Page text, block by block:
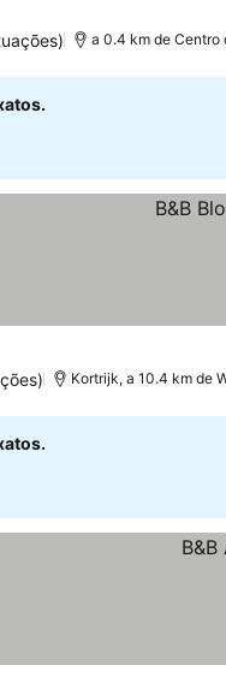
a 0.4 km de Centro
Kortrijk, a 10.4 km de